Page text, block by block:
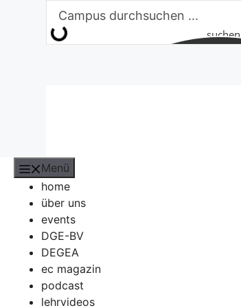
suchen
Menü
home
über uns
events
DGE-BV
DEGEA
ec magazin
podcast
lehrvideos